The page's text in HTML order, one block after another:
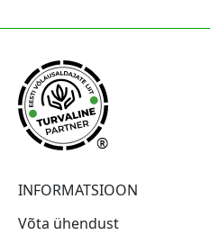
®
INFORMATSIOON
Võta ühendust